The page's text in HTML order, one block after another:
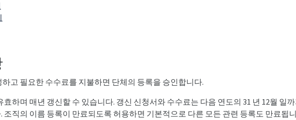
고 필요한 수수료를 지불하면 단체의 등록을 승인합니다.
하며 매년 갱신할 수 있습니다. 갱신 신청서와 수수료는 다음 연도의 31 년 12월 일
조직의 이름 등록이 만료되도록 허용하면 기본적으로 다른 모든 관련 등록도 만료됩